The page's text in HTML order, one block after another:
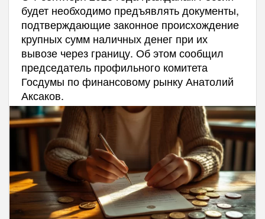
будет необходимо предъявлять документы,
подтверждающие законное происхождение
крупных сумм наличных денег при их
вывозе через границу. Об этом сообщил
председатель профильного комитета
Госдумы по финансовому рынку Анатолий
Аксаков.